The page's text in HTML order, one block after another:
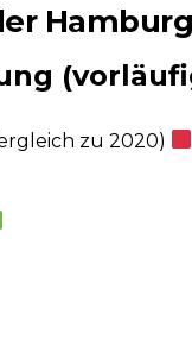
zu 2020)